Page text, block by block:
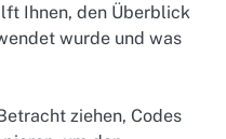
Ihnen, den Überblick
wurde und was
ziehen, Codes